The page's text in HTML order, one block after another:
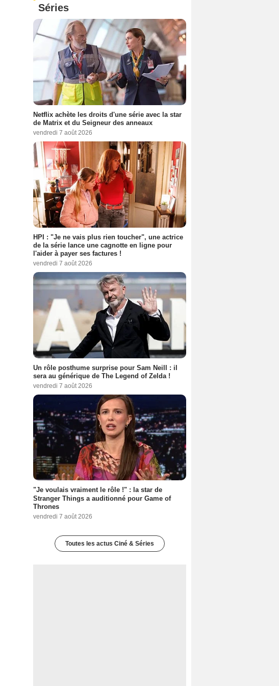
Séries
Netflix achète les droits d'une série avec la star
de Matrix et du Seigneur des anneaux
vendredi 7 août 2026
HPI : "Je ne vais plus rien toucher", une actrice
de la série lance une cagnotte en ligne pour
l'aider à payer ses factures !
vendredi 7 août 2026
Un rôle posthume surprise pour Sam Neill : il
sera au générique de The Legend of Zelda !
vendredi 7 août 2026
"Je voulais vraiment le rôle !" : la star de
Stranger Things a auditionné pour Game of
Thrones
vendredi 7 août 2026
Toutes les actus Ciné & Séries